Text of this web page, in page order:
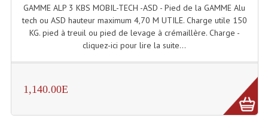
Casques Stéréo
Compresseurs , Limiteurs , Noise Gate
GAMME ALP 3 KBS MOBIL-TECH -ASD - Pied de la GAMME Alu
tech ou ASD hauteur maximum 4,70 M UTILE. Charge utile 150
KG. pied à treuil ou pied de levage à crémaillère. Charge -
cliquez-ici pour lire la suite...
1,140.00E